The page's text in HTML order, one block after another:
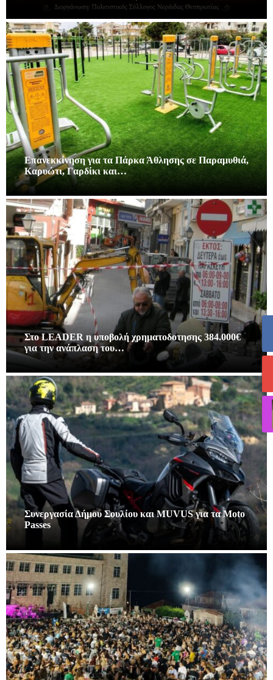
Επανεκκίνηση για τα Πάρκα Άθλησης σε Παραμυθιά,
Καρυώτι, Γαρδίκι και…
Στο LEADER η υποβολή χρηματοδοτησης 384.000€
για την ανάπλαση του…
Συνεργασία Δήμου Σουλίου και MUVUS για τα Moto
Passes